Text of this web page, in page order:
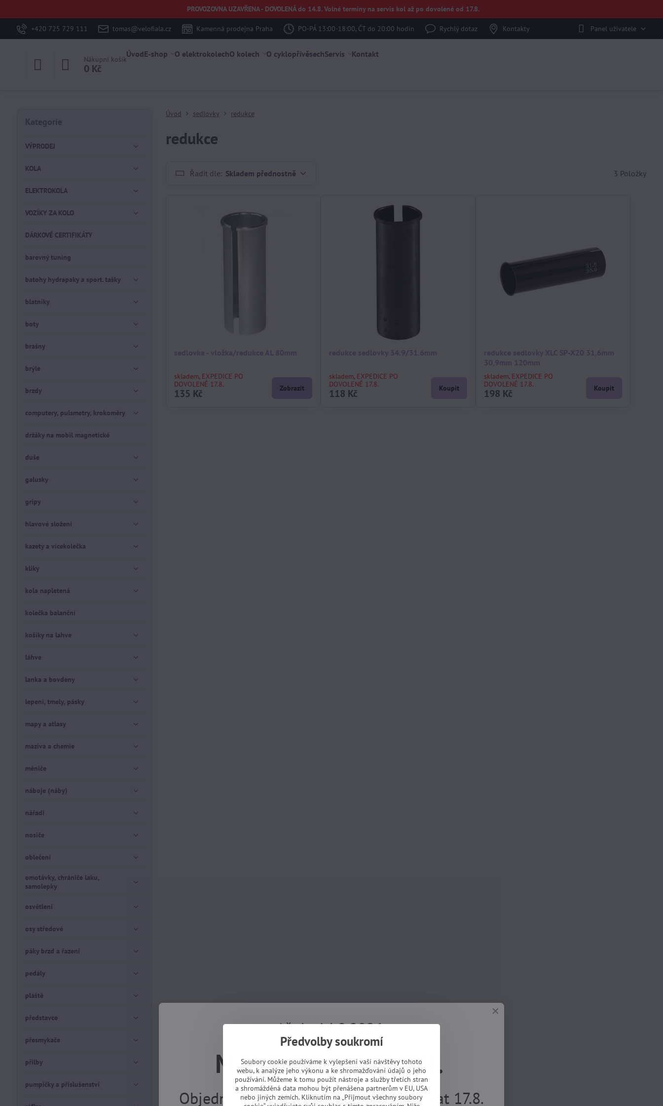
PROVOZOVNA UZAVŘENA - DOVOLENÁ do 14.8. Volné termíny na servis kol až po dovolené od 17.8.
+420 725 729 111 tomas@velofiala.cz Kamenná prodejna Praha PO-PÁ 13:00-18:00, ČT do 20:00 hodin Rychlý dotaz Kontakty Panel uživatele
Nákupní košík
0 Kč
ÚvodE-shop O elektrokolechO kolech O cyklopřívěsechServis Kontakt
Úvod sedlovky redukce
redukce
Řadit dle: Skladem přednostně 3 Položky
skladem, EXPEDICE PO
DOVOLENÉ 17.8.
135 Kč Zobrazit
skladem, EXPEDICE PO
DOVOLENÉ 17.8.
118 Kč Koupit
skladem, EXPEDICE PO
DOVOLENÉ 17.8.
198 Kč Koupit
Kategorie
VÝPRODEJ
KOLA
ELEKTROKOLA
VOZÍKY ZA KOLO
DÁRKOVÉ CERTIFIKÁTY
barevný tuning
batohy hydrapaky a sport. tašky
blatníky
boty
brašny
brýle
brzdy
computery, pulsmetry, krokoměry
držáky na mobil magnetické
duše
galusky
gripy
hlavové složení
kazety a vícekolečka
kliky
kola napletená
kolečka balanční
košíky na lahve
láhve
lanka a bovdeny
lepení, tmely, pásky
mapy a atlasy
maziva a chemie
měniče
náboje (náby)
nářadí
nosiče
oblečení
omotávky, chrániče laku,
samolepky
osvětlení
osy středové
páky brzd a řazení
pedály
pláště
představce
přesmykače
přilby
pumpičky a příslušenství
Předvolby soukromí
Soubory cookie používáme k vylepšení vaší návštěvy tohoto
webu, k analýze jeho výkonu a ke shromažďování údajů o jeho
používání. Můžeme k tomu použít nástroje a služby třetích stran
a shromážděná data mohou být přenášena partnerům v EU, USA
nebo jiných zemích. Kliknutím na „Přijmout všechny soubory
Až do 14.8.2026
MÁME DOVOLENOU.
Objednávky z e-shopu budeme vyřizovat 17.8.